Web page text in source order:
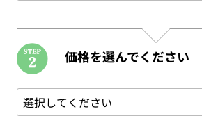
価格を選んでください